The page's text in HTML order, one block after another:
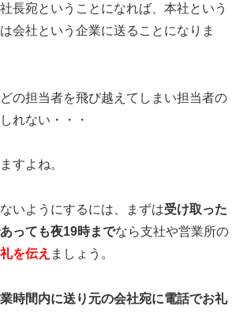
長宛ということになれば、本社という
会社という企業に送ることになりま
の担当者を飛び越えてしまい担当者の
れない・・・
すよね。
いようにするには、まずは受け取った
っても夜19時までなら支社や営業所の
を伝え ましょう。
時間内に送り元の会社宛に電話でお礼